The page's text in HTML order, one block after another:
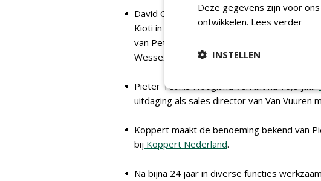
David Ceuleers is bij Polsbegonnen in de
Kioti in de Benelux. Hij heeft al meer dan 10
van Peter Jansen die zich voortaan focust
Wessex International.
Pieter Teunis Hoogland verruilt na 16,5 jaar
uitdaging als sales director van Van Vuuren
Koppert maakt de benoeming bekend van
bij Koppert Nederland.
Na bijna 24 jaar in diverse functies
Deze gegevens zijn voor
ontwikkelen. Lees verder
INSTELLEN